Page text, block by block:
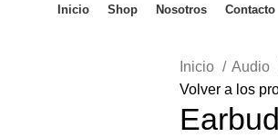
Inicio Shop Nosotros Contacto
Inicio Audio
Volver a los